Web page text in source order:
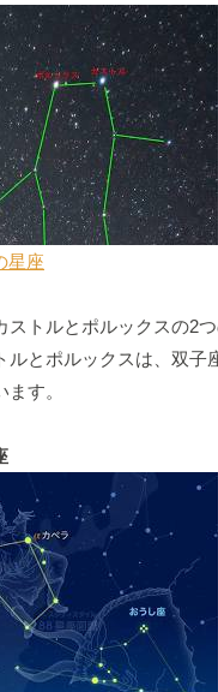
星座
ストルとポルックスの2
ルとポルックスは、双子
す。